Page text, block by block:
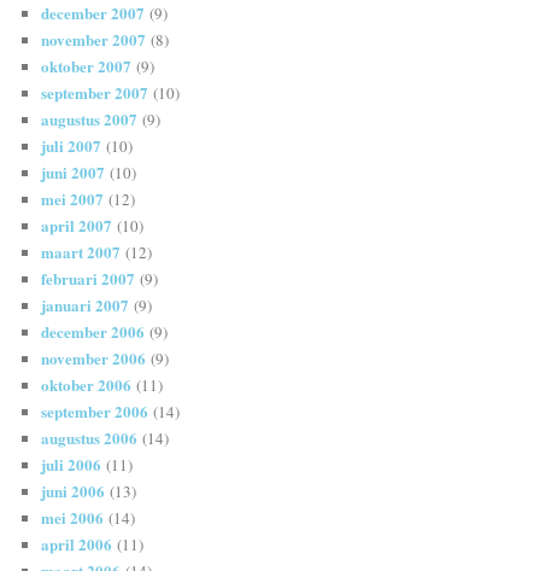
december 2007 (9)
november 2007 (8)
oktober 2007 (9)
september 2007 (10)
augustus 2007 (9)
juli 2007 (10)
juni 2007 (10)
mei 2007 (12)
april 2007 (10)
maart 2007 (12)
februari 2007 (9)
januari 2007 (9)
december 2006 (9)
november 2006 (9)
oktober 2006 (11)
september 2006 (14)
augustus 2006 (14)
juli 2006 (11)
juni 2006 (13)
mei 2006 (14)
april 2006 (11)